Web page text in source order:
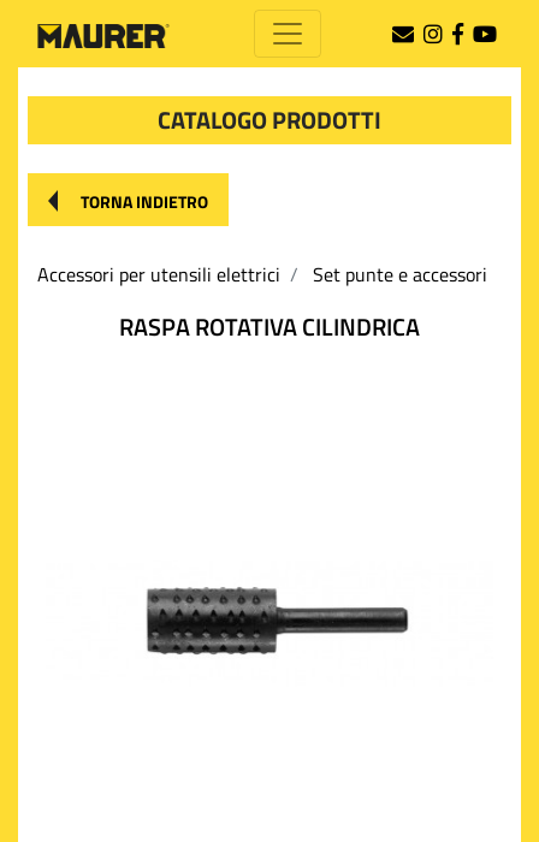
CATALOGO PRODOTTI
TORNA INDIETRO
Accessori per utensili elettrici Set punte e accessori
RASPA ROTATIVA CILINDRICA